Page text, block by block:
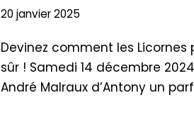
20 janvier 2025
Devinez comment les
sûr ! Samedi 14 décembre
André Malraux d’Antony un